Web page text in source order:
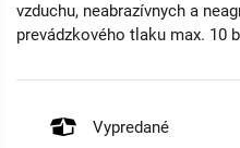
vzduchu, neabrazívnych a
prevádzkového tlaku max. 10
Vypredané